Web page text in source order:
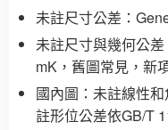
未註尺寸公差：
未註尺寸與幾何公
mK，舊圖常見，新
國內圖：未註線性
註形位公差依GB/T